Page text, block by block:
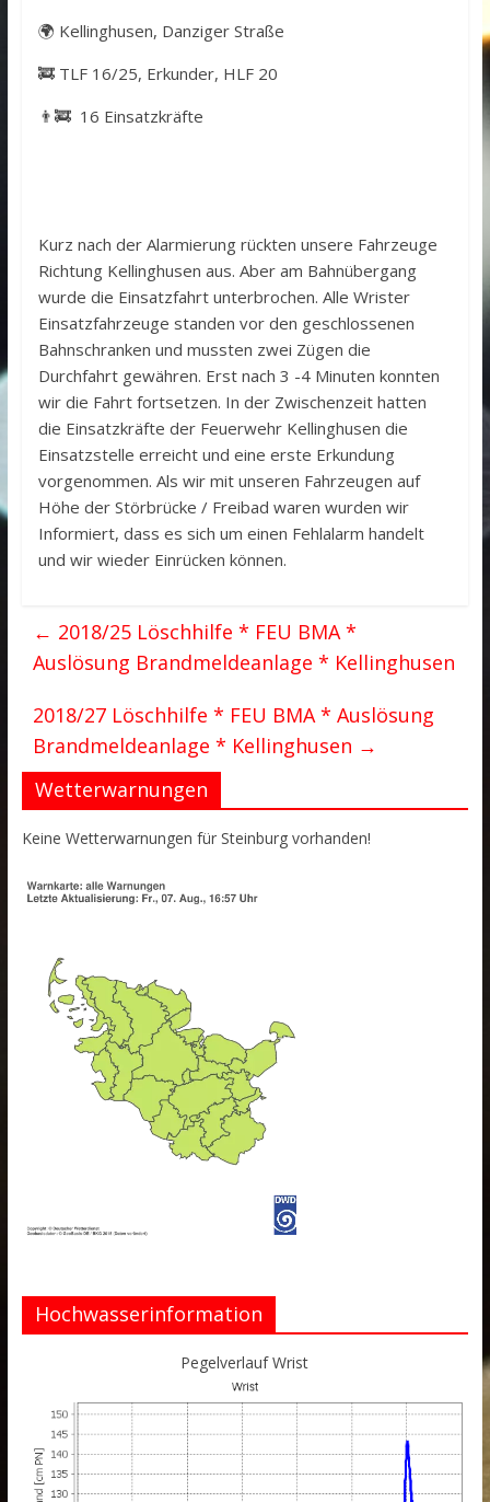
🌍 Kellinghusen, Danziger Straße
🚒 TLF 16/25, Erkunder, HLF 20
👨‍🚒 16 Einsatzkräfte
Kurz nach der Alarmierung rückten unsere Fahrzeuge
Richtung Kellinghusen aus. Aber am Bahnübergang
wurde die Einsatzfahrt unterbrochen. Alle Wrister
Einsatzfahrzeuge standen vor den geschlossenen
Bahnschranken und mussten zwei Zügen die
Durchfahrt gewähren. Erst nach 3 -4 Minuten konnten
wir die Fahrt fortsetzen. In der Zwischenzeit hatten
die Einsatzkräfte der Feuerwehr Kellinghusen die
Einsatzstelle erreicht und eine erste Erkundung
vorgenommen. Als wir mit unseren Fahrzeugen auf
Höhe der Störbrücke / Freibad waren wurden wir
Informiert, dass es sich um einen Fehlalarm handelt
und wir wieder Einrücken können.
← 2018/25 Löschhilfe * FEU BMA *
Auslösung Brandmeldeanlage * Kellinghusen
2018/27 Löschhilfe * FEU BMA * Auslösung
Brandmeldeanlage * Kellinghusen →
Wetterwarnungen
Keine Wetterwarnungen für Steinburg vorhanden!
Hochwasserinformation
Pegelverlauf Wrist